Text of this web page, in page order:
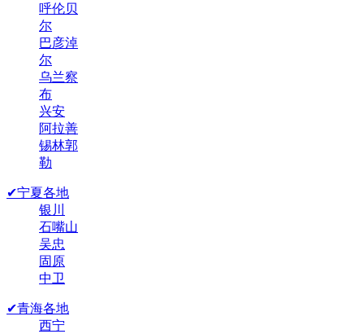
呼伦贝
尔
巴彦淖
尔
乌兰察
布
兴安
阿拉善
锡林郭
勒
✔宁夏各地
银川
石嘴山
吴忠
固原
中卫
✔青海各地
西宁